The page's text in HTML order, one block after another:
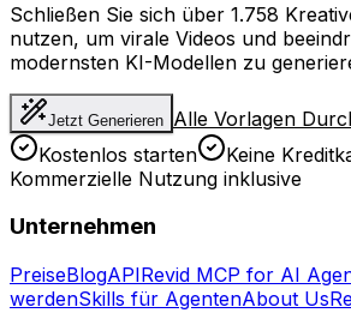
Schließen Sie sich über 1.758
nutzen, um virale Videos und
modernsten KI-Modellen zu
Jetzt Generieren Alle Vorlagen
Kostenlos starten
Keine
Kommerzielle Nutzung inklusive
Unternehmen
PreiseBlogAPIRevid MCP for AI
werdenSkills für AgentenAbout Us